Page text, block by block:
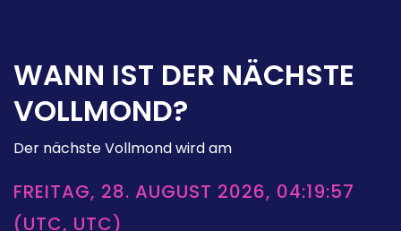
WANN IST DER NÄCHSTE
VOLLMOND?
Der nächste Vollmond wird am
FREITAG, 28. AUGUST 2026, 04:19:57
(UTC, UTC)